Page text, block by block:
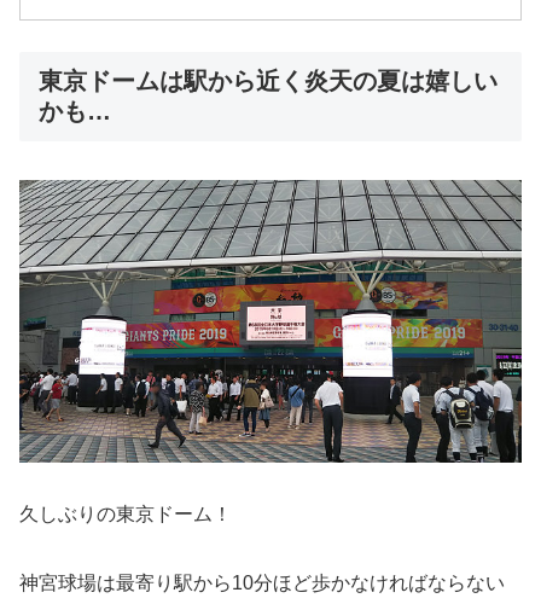
東京ドームは駅から近く炎天の夏は嬉しい
かも…
久しぶりの東京ドーム！
神宮球場は最寄り駅から10分ほど歩かなければならない